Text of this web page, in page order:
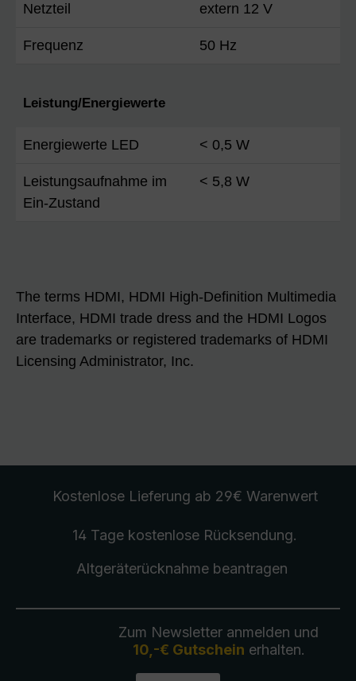
Netzteil extern 12 V
Frequenz 50 Hz
Leistung/Energiewerte
Energiewerte LED < 0,5 W
Leistungsaufnahme im
Ein-Zustand
< 5,8 W
The terms HDMI, HDMI High-Definition Multimedia
Interface, HDMI trade dress and the HDMI Logos
are trademarks or registered trademarks of HDMI
Licensing Administrator, Inc.
Kostenlose Lieferung ab 29€ Warenwert
14 Tage kostenlose Rücksendung.
Altgeräterücknahmebeantragen
Zum Newsletter anmelden und
10,-€ Gutschein erhalten.